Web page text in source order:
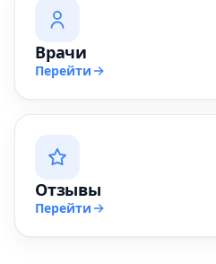
Врачи
Перейти
Отзывы
Перейти